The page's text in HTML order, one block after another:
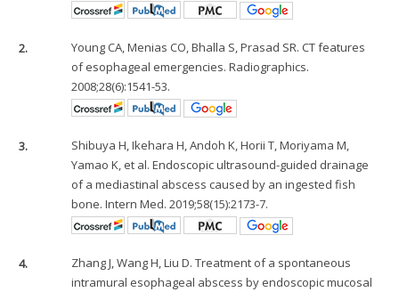
2.
Young CA, Menias CO, Bhalla S, Prasad SR. CT features
of esophageal emergencies. Radiographics.
2008;28(6):1541-53.
3.
Shibuya H, Ikehara H, Andoh K, Horii T, Moriyama M,
Yamao K, et al. Endoscopic ultrasound-guided drainage
of a mediastinal abscess caused by an ingested fish
bone. Intern Med. 2019;58(15):2173-7.
4.
Zhang J, Wang H, Liu D. Treatment of a spontaneous
intramural esophageal abscess by endoscopic mucosal